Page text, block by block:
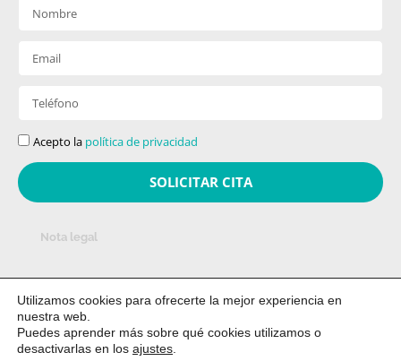
Acepto la política de privacidad
SOLICITAR CITA
Nota legal
© 2026 · Centro Acupuntura Majadahonda ·
Utilizamos cookies para ofrecerte la mejor experiencia en
nuestra web.
Puedes aprender más sobre qué cookies utilizamos o
desactivarlas en los ajustes